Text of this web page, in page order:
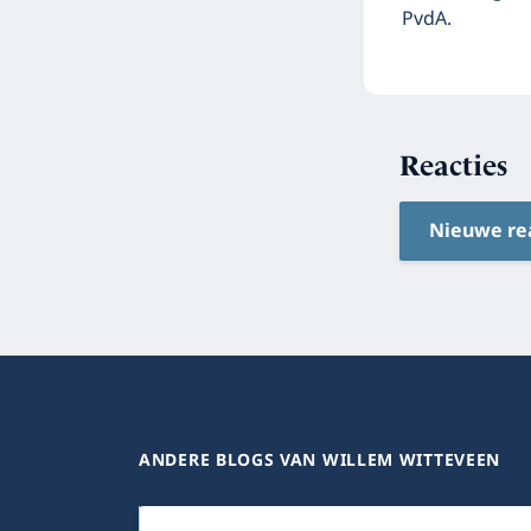
PvdA.
Reacties
Nieuwe
ANDERE BLOGS VAN WILLEM WITTEVEEN